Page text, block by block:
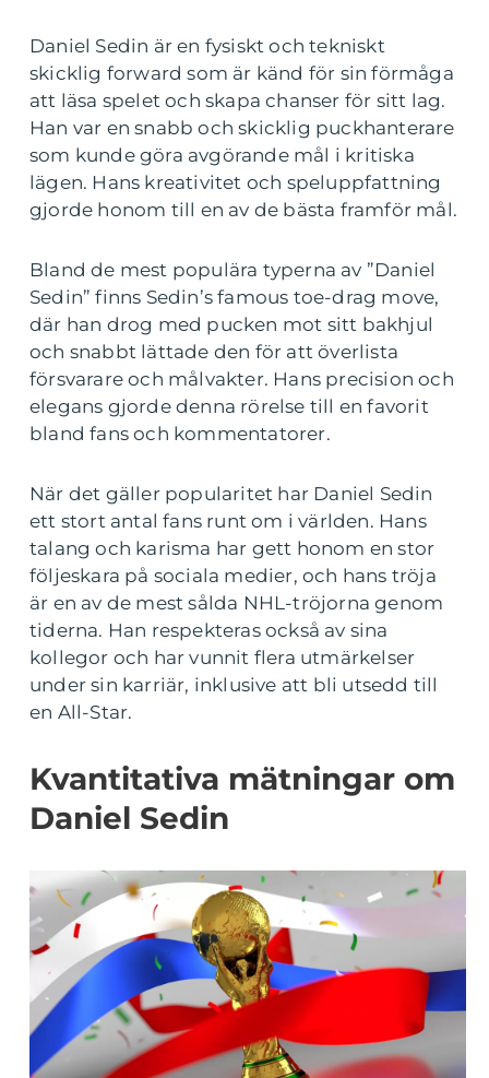
Daniel Sedin är en fysiskt och tekniskt
skicklig forward som är känd för sin förmåga
att läsa spelet och skapa chanser för sitt lag.
Han var en snabb och skicklig puckhanterare
som kunde göra avgörande mål i kritiska
lägen. Hans kreativitet och speluppfattning
gjorde honom till en av de bästa framför mål.
Bland de mest populära typerna av ”Daniel
Sedin” finns Sedin’s famous toe-drag move,
där han drog med pucken mot sitt bakhjul
och snabbt lättade den för att överlista
försvarare och målvakter. Hans precision och
elegans gjorde denna rörelse till en favorit
bland fans och kommentatorer.
När det gäller popularitet har Daniel Sedin
ett stort antal fans runt om i världen. Hans
talang och karisma har gett honom en stor
följeskara på sociala medier, och hans tröja
är en av de mest sålda NHL-tröjorna genom
tiderna. Han respekteras också av sina
kollegor och har vunnit flera utmärkelser
under sin karriär, inklusive att bli utsedd till
en All-Star.
Kvantitativa mätningar om
Daniel Sedin